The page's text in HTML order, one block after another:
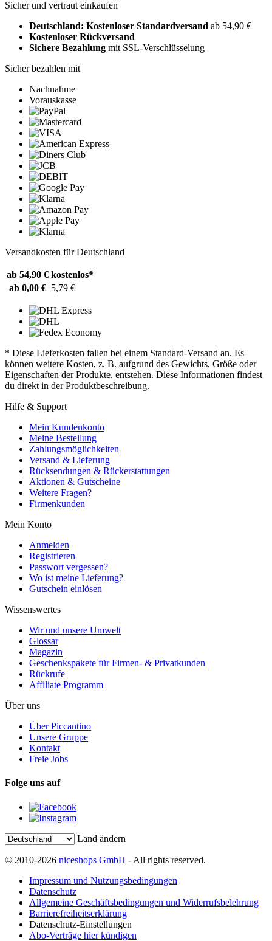
Sicher und vertraut einkaufen
Deutschland: Kostenloser Standardversand ab 54,90 €
Kostenloser Rückversand
Sichere Bezahlung mit SSL-Verschlüsselung
Sicher bezahlen mit
Nachnahme
Vorauskasse
Versandkosten für Deutschland
ab 54,90 € kostenlos*
ab 0,00 € 5,79 €
* Diese Lieferkosten fallen bei einem Standard-Versand an. Es
können weitere Kosten, z. B. aufgrund des Gewichts, Größe oder
Eigenschaften der Produkte, entstehen. Diese Informationen findest
du direkt in der Produktbeschreibung.
Hilfe & Support
Mein Kundenkonto
Meine Bestellung
Zahlungsmöglichkeiten
Versand & Lieferung
Rücksendungen & Rückerstattungen
Aktionen & Gutscheine
Weitere Fragen?
Firmenkunden
Mein Konto
Anmelden
Registrieren
Passwort vergessen?
Wo ist meine Lieferung?
Gutschein einlösen
Wissenswertes
Wir und unsere Umwelt
Glossar
Magazin
Geschenkspakete für Firmen- & Privatkunden
Rückrufe
Affiliate Programm
Über uns
Über Piccantino
Unsere Gruppe
Kontakt
Freie Jobs
Folge uns auf
Land ändern
© 2010-2026 niceshops GmbH - All rights reserved.
Impressum und Nutzungsbedingungen
Datenschutz
Allgemeine Geschäftsbedingungen und Widerrufsbelehrung
Barrierefreiheitserklärung
Datenschutz-Einstellungen
Abo-Verträge hier kündigen